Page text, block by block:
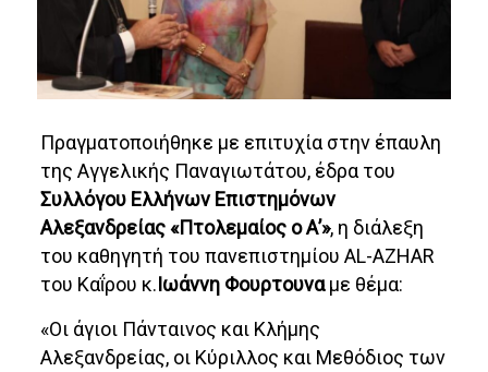
Πραγματοποιήθηκε με επιτυχία στην έπαυλη
της Αγγελικής Παναγιωτάτου, έδρα του
Συλλόγου Ελλήνων Επιστημόνων
Αλεξανδρείας «Πτολεμαίος ο Α’», η διάλεξη
του καθηγητή του πανεπιστημίου AL-AZHAR
του Καΐρου κ.Ιωάννη Φουρτουναμε θέμα:
«Οι άγιοι Πάνταινος και Κλήμης
Αλεξανδρείας, οι Κύριλλος και Μεθόδιος των